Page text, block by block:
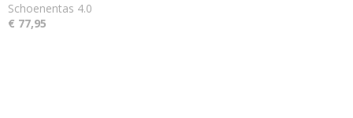
Schoenentas 4.0
€ 77,95